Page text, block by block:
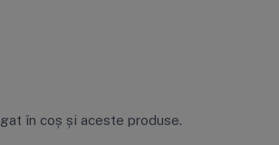
în coș și aceste produse.